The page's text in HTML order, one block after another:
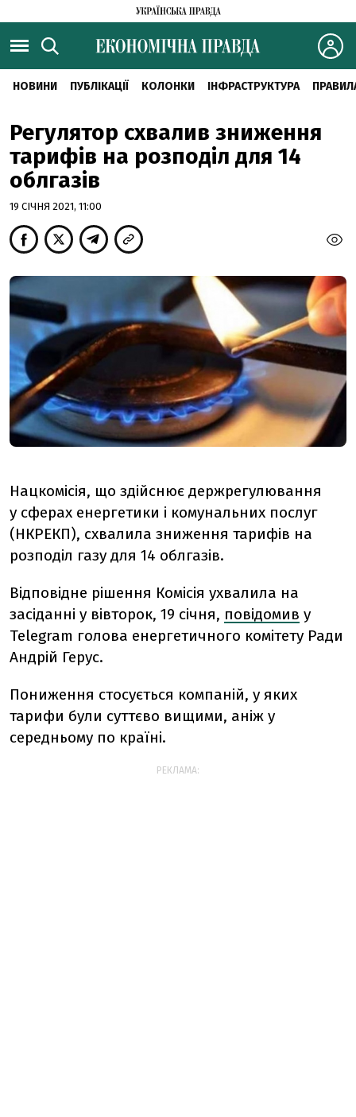
НОВИНИ ПУБЛІКАЦІЇ КОЛОНКИ ІНФРАСТРУКТУРА
Регулятор схвалив зниження
тарифів на розподіл для 14
облгазів
19 СІЧНЯ 2021, 11:00
Нацкомісія, що здійснює держрегулювання
у сферах енергетики і комунальних послуг
(НКРЕКП), схвалила зниження тарифів на
розподіл газу для 14 облгазів.
Відповідне рішення Комісія ухвалила на
засіданні у вівторок, 19 січня, повідомив у
Telegram голова енергетичного комітету Ради
Андрій Герус.
Пониження стосується компаній, у яких
тарифи були суттєво вищими, аніж у
середньому по країні.
РЕКЛАМА: